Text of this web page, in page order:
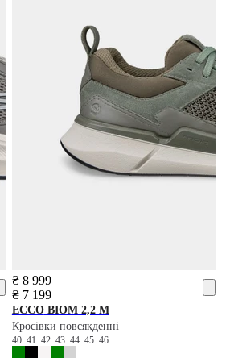
₴ 8 999
₴ 7 199
ECCOBIOM 2,2 M
Кросівки повсякденні
40 41 42 43 44 45 46